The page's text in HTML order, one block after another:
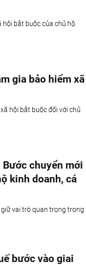
bắt buộc của chủ hộ
gia bảo hiểm xã
hội bắt buộc đối với chủ
chuyển mới
kinh doanh, cá
vai trò quan trọng trong
bước vào giai